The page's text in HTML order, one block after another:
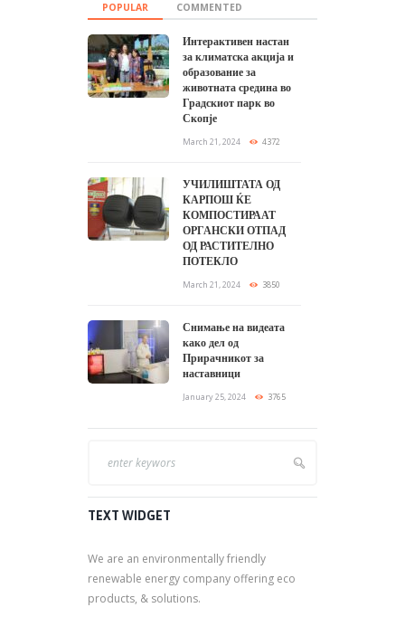
POPULAR COMMENTED
Интерактивен настан
за климатска акција и
образование за
животната средина во
Градскиот парк во
Скопје
March 21, 2024 4372
УЧИЛИШТАТА ОД
КАРПОШ ЌЕ
КОМПОСТИРААТ
ОРГАНСКИ ОТПАД
ОД РАСТИТЕЛНО
ПОТЕКЛО
March 21, 2024 3850
Снимање на видеата
како дел од
Прирачникот за
наставници
January 25, 2024 3765
TEXT WIDGET
We are an environmentally friendly
renewable energy company offering eco
products, & solutions.